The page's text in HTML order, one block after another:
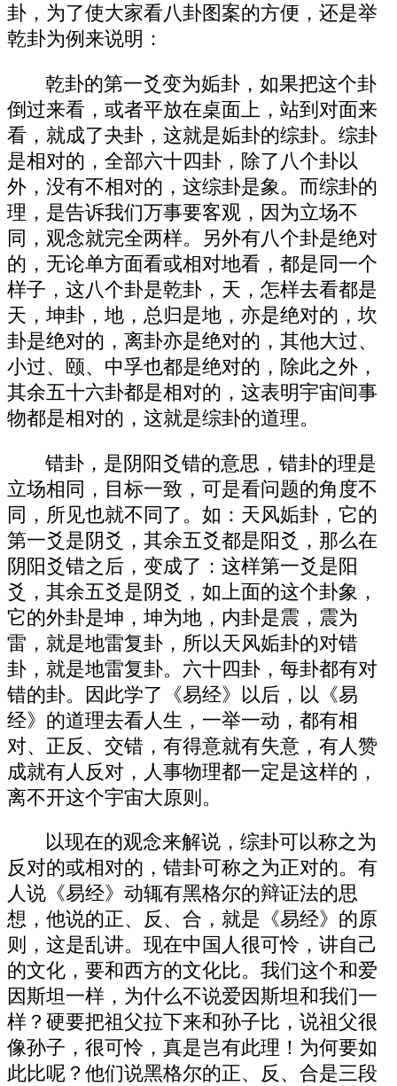
卦，为了使大家看八卦图案的方便，还是举
乾卦为例来说明：
乾卦的第一爻变为姤卦，如果把这个卦
倒过来看，或者平放在桌面上，站到对面来
看，就成了夬卦，这就是姤卦的综卦。综卦
是相对的，全部六十四卦，除了八个卦以
外，没有不相对的，这综卦是象。而综卦的
理，是告诉我们万事要客观，因为立场不
同，观念就完全两样。另外有八个卦是绝对
的，无论单方面看或相对地看，都是同一个
样子，这八个卦是乾卦，天，怎样去看都是
天，坤卦，地，总归是地，亦是绝对的，坎
卦是绝对的，离卦亦是绝对的，其他大过、
小过、颐、中孚也都是绝对的，除此之外，
其余五十六卦都是相对的，这表明宇宙间事
物都是相对的，这就是综卦的道理。
错卦，是阴阳爻错的意思，错卦的理是
立场相同，目标一致，可是看问题的角度不
同，所见也就不同了。如：天风姤卦，它的
第一爻是阴爻，其余五爻都是阳爻，那么在
阴阳爻错之后，变成了：这样第一爻是阳
爻，其余五爻是阴爻，如上面的这个卦象，
它的外卦是坤，坤为地，内卦是震，震为
雷，就是地雷复卦，所以天风姤卦的对错
卦，就是地雷复卦。六十四卦，每卦都有对
错的卦。因此学了《易经》以后，以《易
经》的道理去看人生，一举一动，都有相
对、正反、交错，有得意就有失意，有人赞
成就有人反对，人事物理都一定是这样的，
离不开这个宇宙大原则。
以现在的观念来解说，综卦可以称之为
反对的或相对的，错卦可称之为正对的。有
人说《易经》动辄有黑格尔的辩证法的思
想，他说的正、反、合，就是《易经》的原
则，这是乱讲。现在中国人很可怜，讲自己
的文化，要和西方的文化比。我们这个和爱
因斯坦一样，为什么不说爱因斯坦和我们一
样？硬要把祖父拉下来和孙子比，说祖父很
像孙子，很可怜，真是岂有此理！为何要如
此比呢？他们说黑格尔的正、反、合是三段